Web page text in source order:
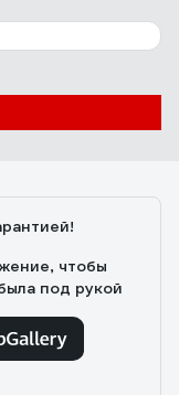
чтобы
под рукой